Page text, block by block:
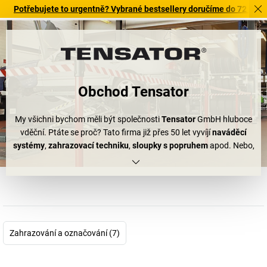
to urgentně? Vybrané bestsellery doručíme do 72 hodin.
Obchod Tensator
My všichni bychom měli být společnostiTensatorGmbH hluboce
vděční. Ptáte se proč? Tato firma již přes 50 let vyvíjínaváděcí
systémy, zahrazovací techniku, sloupky s popruhemapod. Nebo,
jak firma Tensator sama shrnuje: "zaměstnává nás efektivní stání
Jsme proto rádi, že existují výrobky Tensator.
Zahrazování a označování (7)